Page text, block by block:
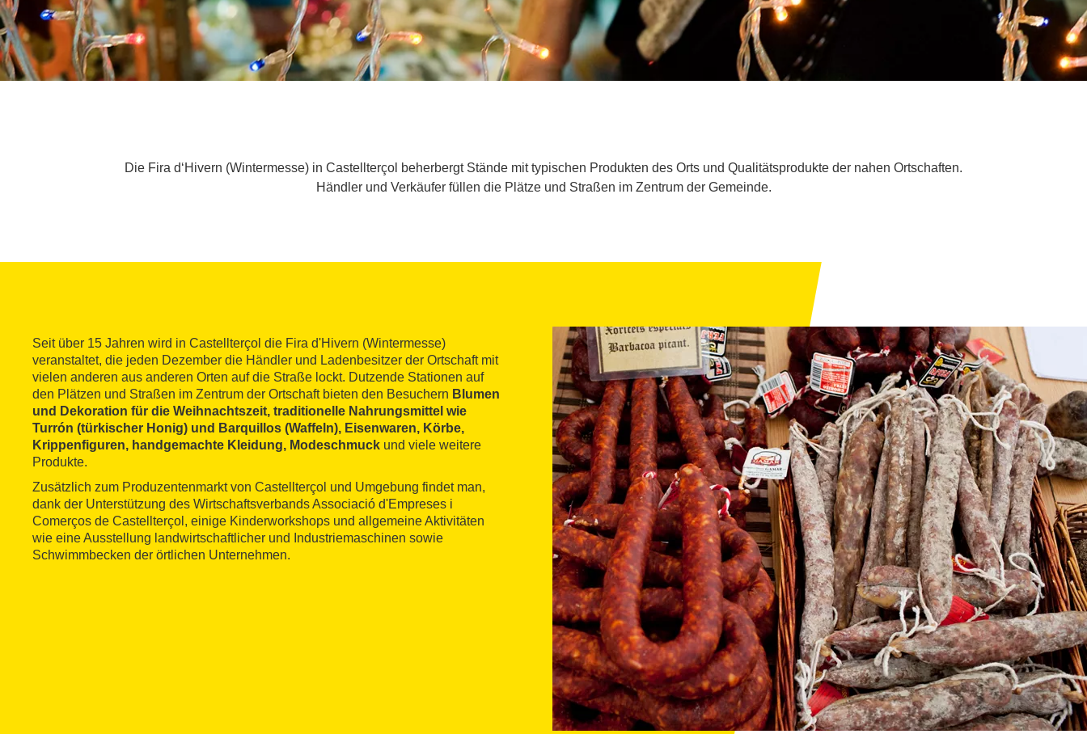
Die Fira d‘Hivern (Wintermesse) in Castellterçol beherbergt Stände mit typischen Produkten des Orts und Qualitätsprodukte der nahen Ortschaften.
Händler und Verkäufer füllen die Plätze und Straßen im Zentrum der Gemeinde.
Seit über 15 Jahren wird in Castellterçol die Fira d'Hivern (Wintermesse)
veranstaltet, die jeden Dezember die Händler und Ladenbesitzer der Ortschaft mit
vielen anderen aus anderen Orten auf die Straße lockt. Dutzende Stationen auf
den Plätzen und Straßen im Zentrum der Ortschaft bieten den Besuchern Blumen
und Dekoration für die Weihnachtszeit, traditionelle Nahrungsmittel wie
Turrón (türkischer Honig) und Barquillos (Waffeln), Eisenwaren, Körbe,
Krippenfiguren, handgemachte Kleidung, Modeschmuck und viele weitere
Produkte.
Zusätzlich zum Produzentenmarkt von Castellterçol und Umgebung findet man,
dank der Unterstützung des Wirtschaftsverbands Associació d'Empreses i
Comerços de Castellterçol, einige Kinderworkshops und allgemeine Aktivitäten
wie eine Ausstellung landwirtschaftlicher und Industriemaschinen sowie
Schwimmbecken der örtlichen Unternehmen.